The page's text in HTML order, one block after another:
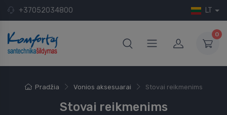
+37052034800 LT
0
Pradžia Vonios aksesuarai Stovai reikmenims
Stovai reikmenims